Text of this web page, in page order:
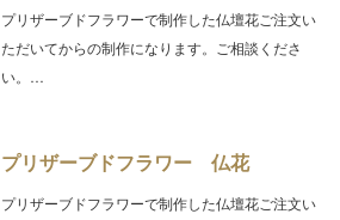
プリザーブドフラワーで制作した仏壇花ご注文い
ただいてからの制作になります。ご相談くださ
い。…
プリザーブドフラワー 仏花
プリザーブドフラワーで制作した仏壇花ご注文い